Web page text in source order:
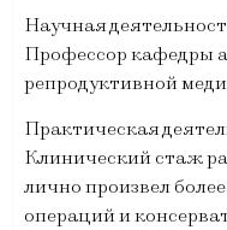
Научная
Профессор кафедры
репродуктивной
Практическая
Клинический стаж
лично произвел
операций и